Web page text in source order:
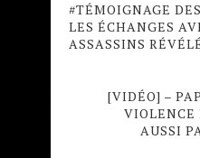
#TÉMOIGNAGE
LES ÉCHANGES
ASSASSINS
[VIDÉO] –
VIOLENCE
AUSSI